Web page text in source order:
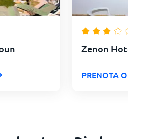
Zenon Hotel
PRENOTA ORA